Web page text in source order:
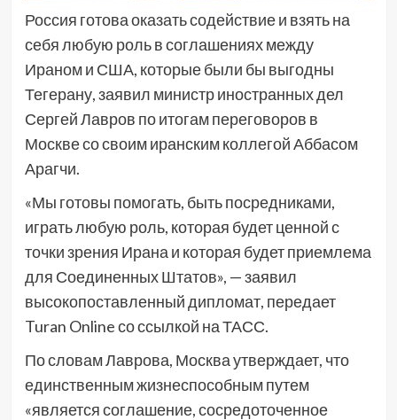
Россия готова оказать содействие и взять на
себя любую роль в соглашениях между
Ираном и США, которые были бы выгодны
Тегерану, заявил министр иностранных дел
Сергей Лавров по итогам переговоров в
Москве со своим иранским коллегой Аббасом
Арагчи.
«Мы готовы помогать, быть посредниками,
играть любую роль, которая будет ценной с
точки зрения Ирана и которая будет приемлема
для Соединенных Штатов», — заявил
высокопоставленный дипломат, передает
Turan Online со ссылкой на ТАСС.
По словам Лаврова, Москва утверждает, что
единственным жизнеспособным путем
«является соглашение, сосредоточенное